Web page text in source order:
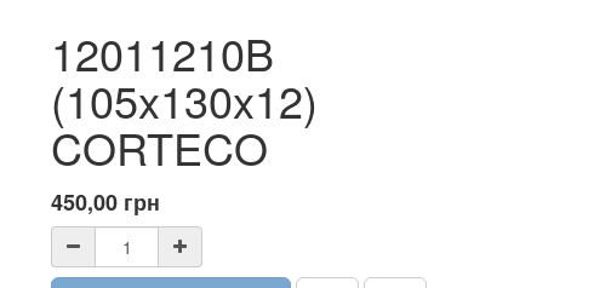
12011210B
(105x130x12)
CORTECO
450,00 грн